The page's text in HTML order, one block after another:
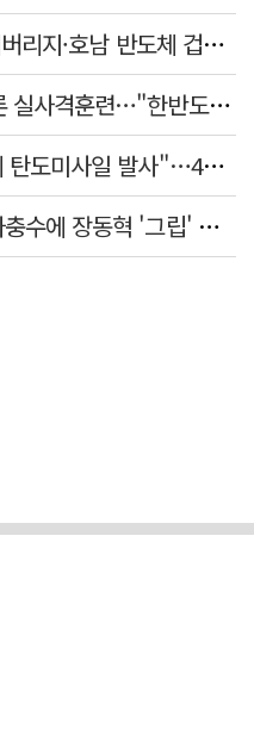
정청래, 靑 겨냥... "신천지·레버리지·호남 반도체 겁박 사과하라"
美해병대, 한국서 첫 자폭드론 실사격훈련…"한반도 지형 학습"
합참 "北, 원산 일대서 단거리 탄도미사일 발사"…42일 만
선관위 의혹 증폭·비당권파 자충수에 장동혁 '그립' 더 강해졌다